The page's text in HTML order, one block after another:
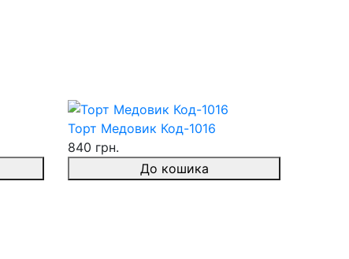
Торт Медовик Код-1016
840 грн.
До кошика